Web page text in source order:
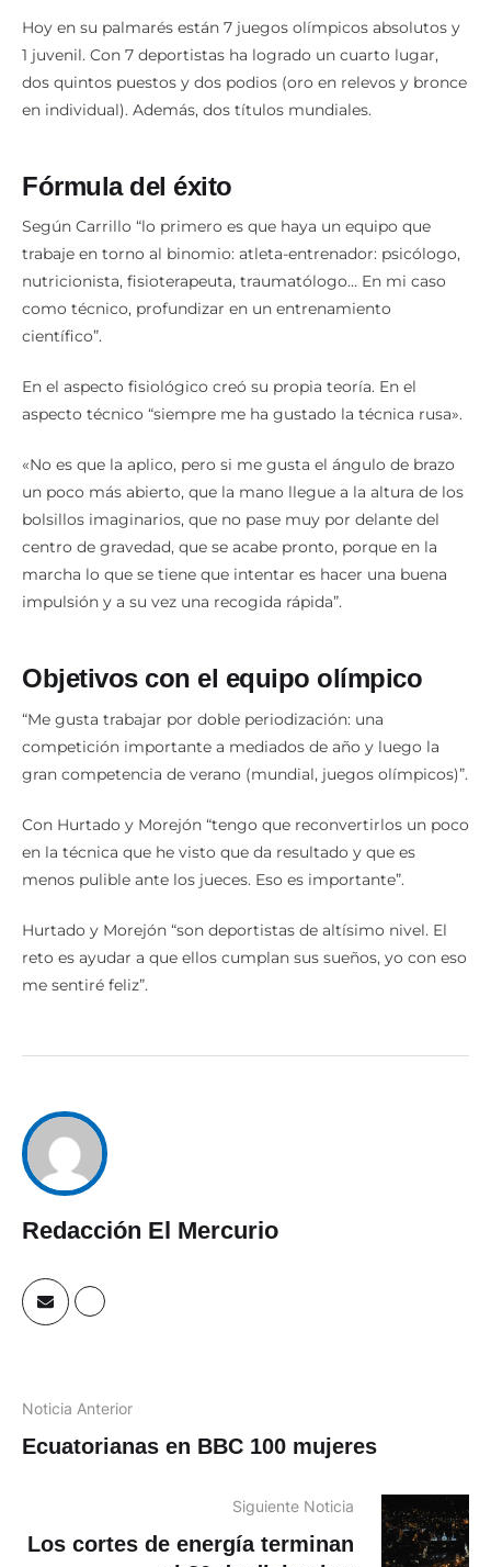
Hoy en su palmarés están 7 juegos olímpicos absolutos y
1 juvenil. Con 7 deportistas ha logrado un cuarto lugar,
dos quintos puestos y dos podios (oro en relevos y bronce
en individual). Además, dos títulos mundiales.
Fórmula del éxito
Según Carrillo “lo primero es que haya un equipo que
trabaje en torno al binomio: atleta-entrenador: psicólogo,
nutricionista, fisioterapeuta, traumatólogo… En mi caso
como técnico, profundizar en un entrenamiento
científico”.
En el aspecto fisiológico creó su propia teoría. En el
aspecto técnico “siempre me ha gustado la técnica rusa».
«No es que la aplico, pero si me gusta el ángulo de brazo
un poco más abierto, que la mano llegue a la altura de los
bolsillos imaginarios, que no pase muy por delante del
centro de gravedad, que se acabe pronto, porque en la
marcha lo que se tiene que intentar es hacer una buena
impulsión y a su vez una recogida rápida”.
Objetivos con el equipo olímpico
“Me gusta trabajar por doble periodización: una
competición importante a mediados de año y luego la
gran competencia de verano (mundial, juegos olímpicos)”.
Con Hurtado y Morejón “tengo que reconvertirlos un poco
en la técnica que he visto que da resultado y que es
menos pulible ante los jueces. Eso es importante”.
Hurtado y Morejón “son deportistas de altísimo nivel. El
reto es ayudar a que ellos cumplan sus sueños, yo con eso
me sentiré feliz”.
Redacción El Mercurio
Noticia Anterior
Ecuatorianas en BBC 100 mujeres
Siguiente Noticia
Los cortes de energía terminan